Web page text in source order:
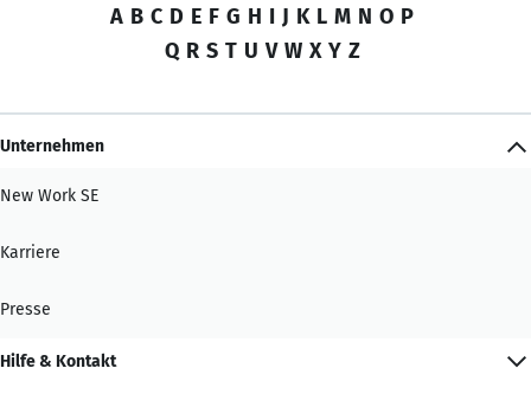
A B C D E F G H I J K L M N O P
Q R S T U V W X Y Z
Unternehmen
New Work SE
Karriere
Presse
Hilfe & Kontakt